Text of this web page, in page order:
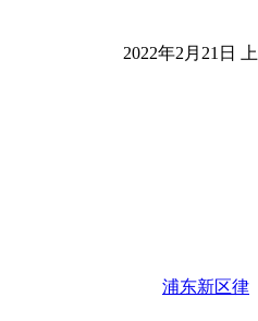
2022年2月21日 上
浦东新区律